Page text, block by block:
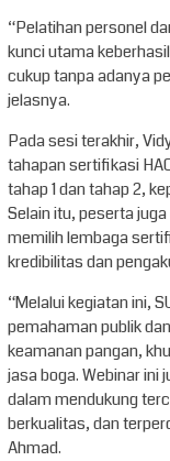
“Pelatihan personel
kunci utama
cukup tanpa adanya
jelasnya.
Pada sesi terakhir,
tahapan sertifikasi
tahap 1 dan tahap 2,
Selain itu, peserta
memilih lembaga
kredibilitas dan
“Melalui kegiatan ini,
pemahaman publik
keamanan pangan,
jasa boga. Webinar ini
dalam mendukung
berkualitas, dan
Ahmad.